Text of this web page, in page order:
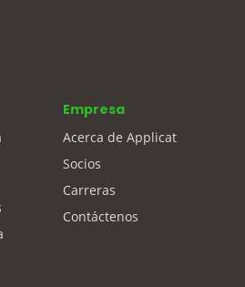
Empresa
Acerca de Applicat
Socios
Carreras
Contáctenos